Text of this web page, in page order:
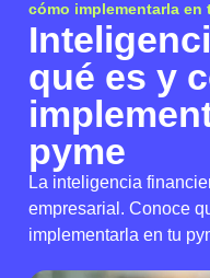
cómo implementarla en
qué es y
pyme
La inteligencia
empresarial. Conoce
implementarla en tu